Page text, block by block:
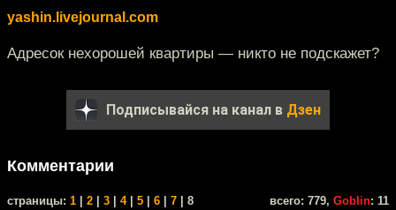
yashin.livejournal.com
Адресок нехорошей квартиры — никто не подскажет?
Подписывайся на канал в Дзен
Комментарии
cтраницы: 1 2 3 4| 5 6 7 | 8 всего: 779, Goblin: 11